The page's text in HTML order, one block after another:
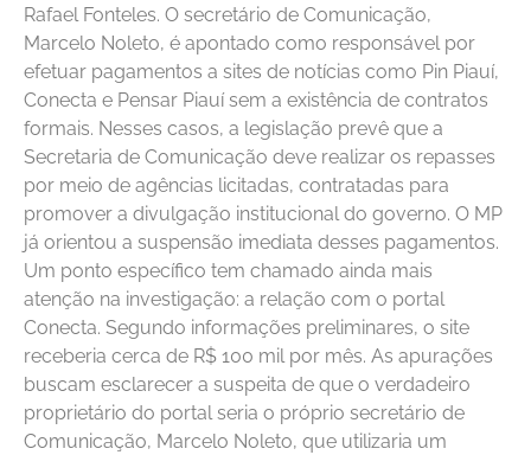
Rafael Fonteles. O secretário de Comunicação,
Marcelo Noleto, é apontado como responsável por
efetuar pagamentos a sites de notícias como Pin Piauí,
Conecta e Pensar Piauí sem a existência de contratos
formais. Nesses casos, a legislação prevê que a
Secretaria de Comunicação deve realizar os repasses
por meio de agências licitadas, contratadas para
promover a divulgação institucional do governo. O MP
já orientou a suspensão imediata desses pagamentos.
Um ponto específico tem chamado ainda mais
atenção na investigação: a relação com o portal
Conecta. Segundo informações preliminares, o site
receberia cerca de R$ 100 mil por mês. As apurações
buscam esclarecer a suspeita de que o verdadeiro
proprietário do portal seria o próprio secretário de
Comunicação, Marcelo Noleto, que utilizaria um